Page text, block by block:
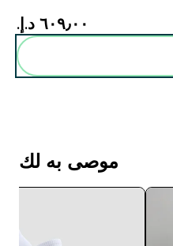
٦٠٩٫٠٠ د.إ.‏‎
موصى به لك